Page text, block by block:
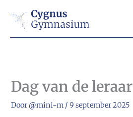
naar
Dag van de leraar
Door @mini-m /9 september 2025